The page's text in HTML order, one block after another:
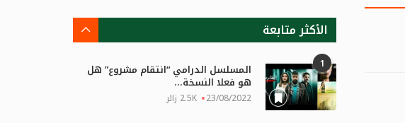
الأكثر متابعة
1 المسلسل الدرامي “انتقام مشروع” هل
هو فعلا النسخة...
23/08/2022 2.5K زائر